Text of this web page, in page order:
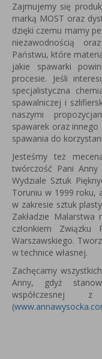
Zajmujemy się
marką MOST oraz
dzięki czemu mamy
niezawodnością
Państwu, które
jakie spawarki
procesie. Jeśli
specjalistyczna
spawalniczej i
naszymi
spawarek oraz
spawania do
Jesteśmy też
twórczość Pani
Wydziale Sztuk
Toruniu w 1999 roku,
w zakresie sztuk
Zakładzie Malarstwa
członkiem Związku
Warszawskiego.
w technice własnej.
Zachęcamy
Anny, gdyż
współczesnej z
(